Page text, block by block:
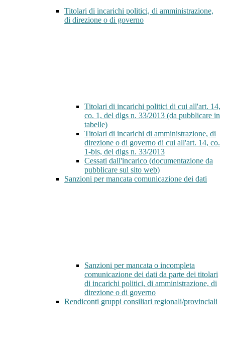
Titolari di incarichi politici, di amministrazione,
di direzione o di governo
Titolari di incarichi politici di cui all'art. 14,
co. 1, del dlgs n. 33/2013 (da pubblicare in
tabelle)
Titolari di incarichi di amministrazione, di
direzione o di governo di cui all'art. 14, co.
1-bis, del dlgs n. 33/2013
Cessati dall'incarico (documentazione da
pubblicare sul sito web)
Sanzioni per mancata comunicazione dei dati
Sanzioni per mancata o incompleta
comunicazione dei dati da parte dei titolari
di incarichi politici, di amministrazione, di
direzione o di governo
Rendiconti gruppi consiliari regionali/provinciali